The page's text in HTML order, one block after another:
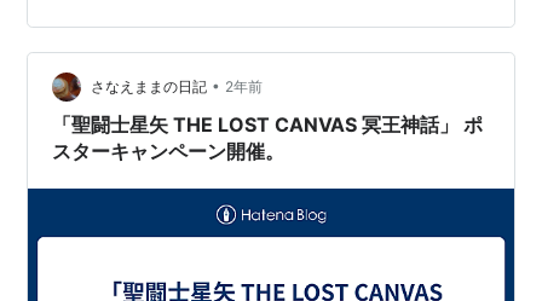
さなえままの日記 • 2年前
「聖闘士星矢 THE LOST CANVAS 冥王神話」 ポ
スターキャンペーン開催。